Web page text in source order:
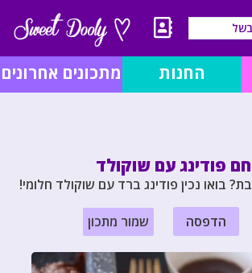
החנות מתכונים אחרונים
פודינג עם שוקולד
בואו נכין פודינג ברד עם שוקולד חלומי!
הדפסה שמור מתכון